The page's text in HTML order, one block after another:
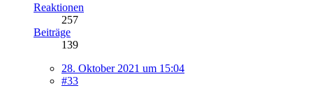
Reaktionen
257
Beiträge
139
28. Oktober 2021 um 15:04
#33